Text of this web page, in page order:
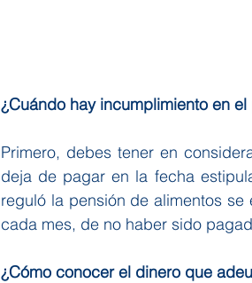
¿Cuándo hay incumplimiento en
Primero, debes tener en
deja de pagar en la fecha
reguló la pensión de alimentos
cada mes, de no haber sido
¿Cómo conocer el dinero que